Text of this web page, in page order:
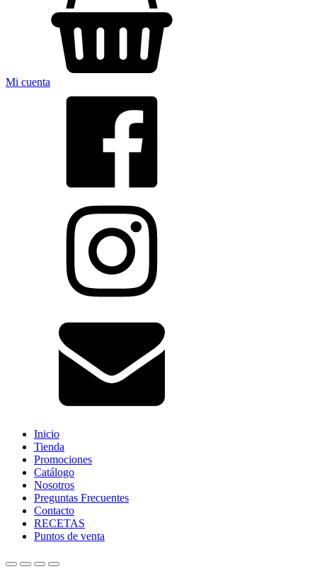
Mi cuenta
Inicio
Tienda
Promociones
Catálogo
Nosotros
Preguntas Frecuentes
Contacto
RECETAS
Puntos de venta